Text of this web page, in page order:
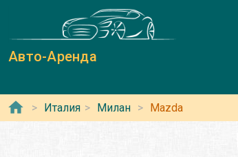
Авто-Аренда
Италия Милан Mazda